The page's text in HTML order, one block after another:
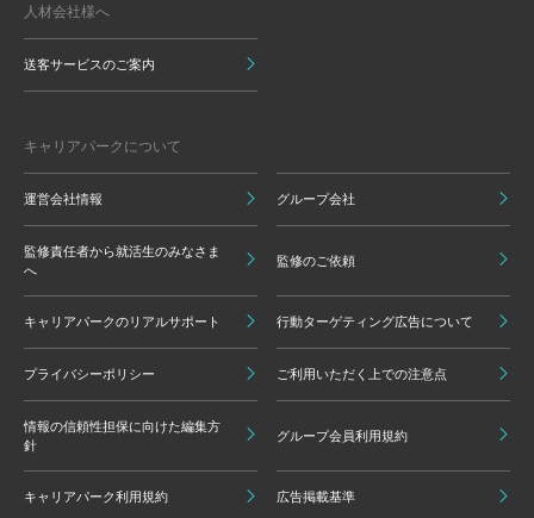
人材会社様へ
送客サービスのご案内
キャリアパークについて
運営会社情報 グループ会社
監修責任者から就活生のみなさま
へ
監修のご依頼
キャリアパークのリアルサポート 行動ターゲティング広告について
プライバシーポリシー ご利用いただく上での注意点
情報の信頼性担保に向けた編集方
針
グループ会員利用規約
キャリアパーク利用規約 広告掲載基準